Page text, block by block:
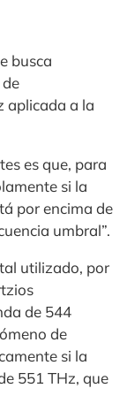
busca
aplicada a la
es que, para
si la
por encima de
umbral”.
utilizado, por
de 544
de
si la
551 THz, que